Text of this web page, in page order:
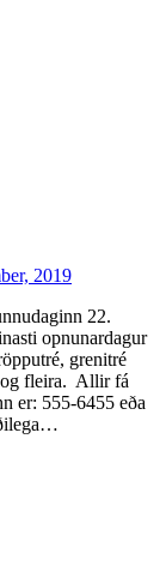
2019
22.
opnunardagur
grenitré
og fleira. Allir fá
er: 555-6455 eða